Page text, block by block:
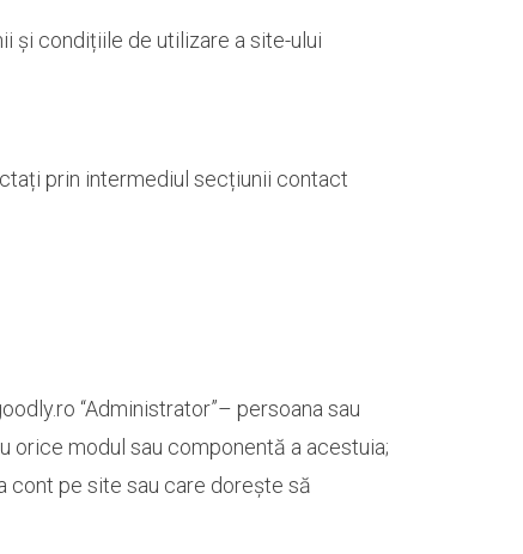
și condițiile de utilizare a site-ului
prin intermediul secțiunii contact
“Administrator”– persoana sau
orice modul sau componentă a acestuia;
cont pe site sau care dorește să